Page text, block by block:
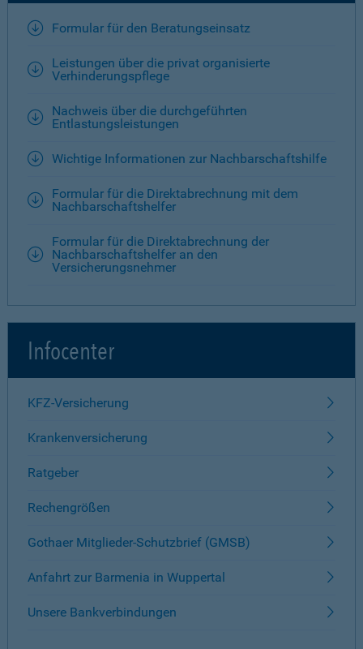
Formular für den Beratungseinsatz
Leistungen über die privat organisierte
Verhinderungspflege
Nachweis über die durchgeführten
Entlastungsleistungen
Wichtige Informationen zur Nachbarschaftshilfe
Formular für die Direktabrechnung mit dem
Nachbarschaftshelfer
Formular für die Direktabrechnung der
Nachbarschaftshelfer an den
Versicherungsnehmer
Infocenter
KFZ-Versicherung
Krankenversicherung
Ratgeber
Rechengrößen
Gothaer Mitglieder-Schutzbrief (GMSB)
Anfahrt zur Barmenia in Wuppertal
Unsere Bankverbindungen